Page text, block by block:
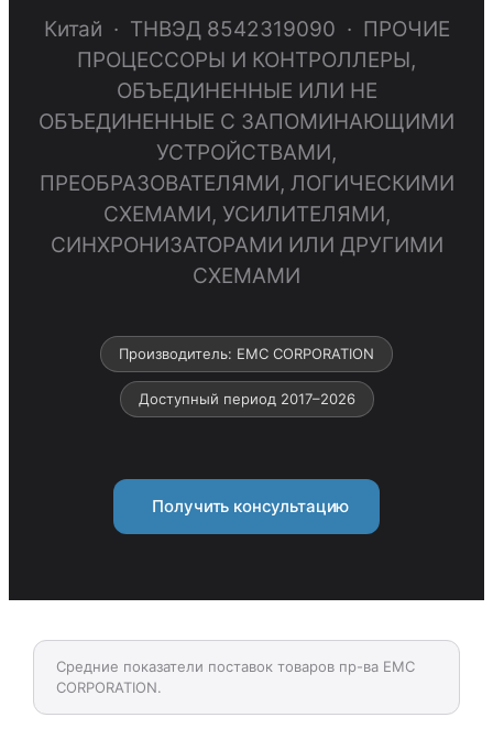
Китай · ТНВЭД 8542319090 · ПРОЧИЕ
ПРОЦЕССОРЫ И КОНТРОЛЛЕРЫ,
ОБЪЕДИНЕННЫЕ ИЛИ НЕ
ОБЪЕДИНЕННЫЕ С ЗАПОМИНАЮЩИМИ
УСТРОЙСТВАМИ,
ПРЕОБРАЗОВАТЕЛЯМИ, ЛОГИЧЕСКИМИ
СХЕМАМИ, УСИЛИТЕЛЯМИ,
СИНХРОНИЗАТОРАМИ ИЛИ ДРУГИМИ
СХЕМАМИ
Производитель: EMC CORPORATION
Доступный период 2017–2026
Получить консультацию
Средние показатели поставок товаров пр-ва EMC
CORPORATION.